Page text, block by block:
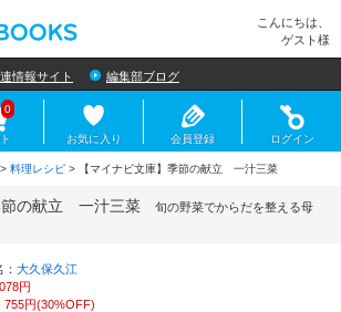
こんにちは、
ゲスト様
情報サイト 編集部ブログ
0
お気に入り 会員登録 ログイン
> 料理レシピ > 【マイナビ文庫】季節の献立 一汁三菜
節の献立 一汁三菜
旬の野菜でからだを整える母
大久保久江
円
755円(30%OFF)